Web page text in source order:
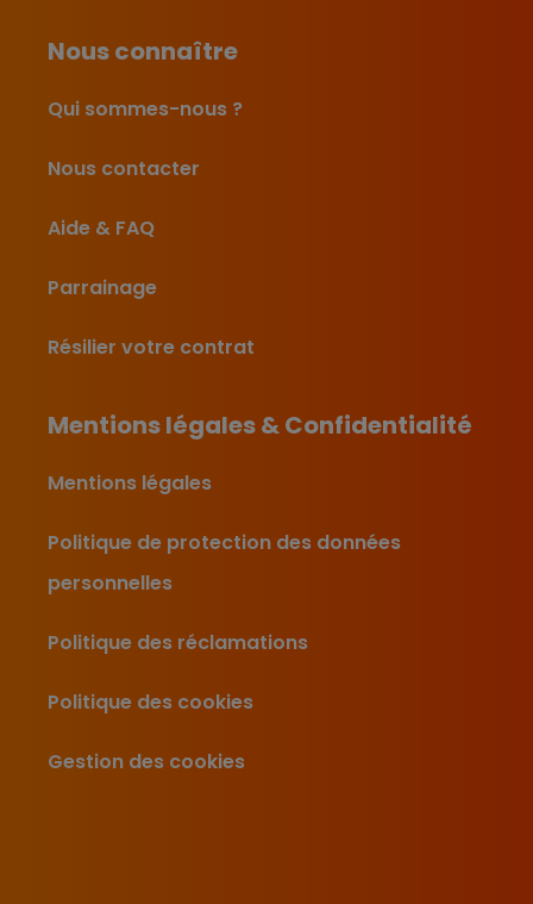
Nous connaître
Qui sommes-nous ?
Nous contacter
Aide & FAQ
Parrainage
Résilier votre contrat
Mentions légales & Confidentialité
Mentions légales
Politique de protection des données
personnelles
Politique des réclamations
Politique des cookies
Gestion des cookies